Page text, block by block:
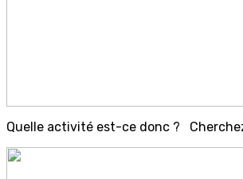
Quelle activité est-ce donc ?